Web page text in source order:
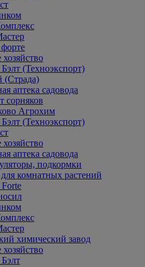
(Техноэкспорт)
(Страда)
аптека садовода
сорняков
Агрохим
(Техноэкспорт)
аптека садовода
подкормки
комнатных растений
химический завод